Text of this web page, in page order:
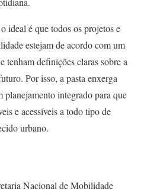
ideal é que todos os projetos e
estejam de acordo com um
tenham definições claras sobre a
Por isso, a pasta enxerga
planejamento integrado para que
e acessíveis a todo tipo de
urbano.
Nacional de Mobilidade